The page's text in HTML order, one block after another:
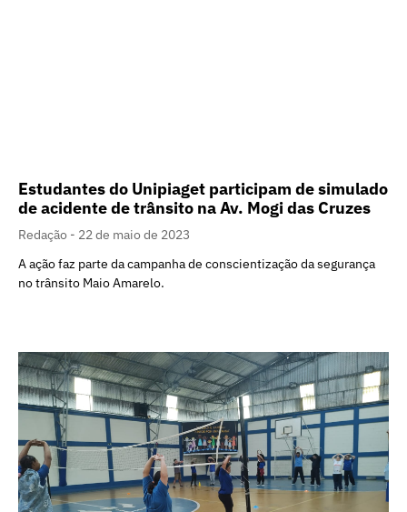
Estudantes do Unipiaget participam de simulado
de acidente de trânsito na Av. Mogi das Cruzes
Redação
22 de maio de 2023
A ação faz parte da campanha de conscientização da segurança
no trânsito Maio Amarelo.